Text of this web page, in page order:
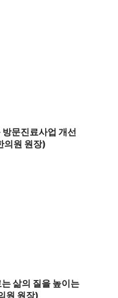
방문진료사업 개선
의원 원장)
삶의 질을 높이는
원 원장)